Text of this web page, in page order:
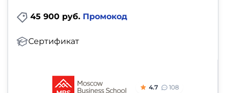
45 900 руб. Промокод
Сертификат
4.7 108